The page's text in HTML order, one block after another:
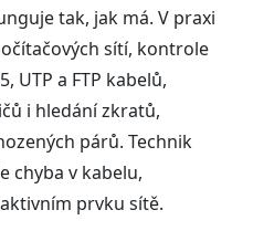
tak, jak má. V praxi
sítí, kontrole
UTP a FTP kabelů,
i hledání zkratů,
párů. Technik
chyba v kabelu,
prvku sítě.